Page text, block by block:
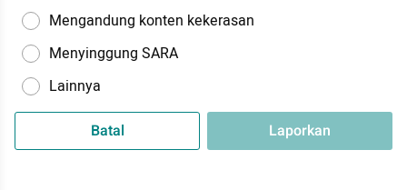
Mengandung konten kekerasan
Menyinggung SARA
Lainnya
Batal Laporkan